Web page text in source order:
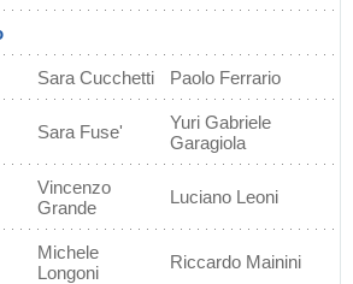
Sara Cucchetti Paolo Ferrario
Sara Fuse'
Yuri Gabriele
Garagiola
Vincenzo
Grande
Luciano Leoni
Michele
Longoni
Riccardo Mainini